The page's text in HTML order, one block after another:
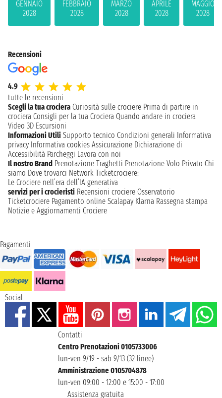
GENNAIO
2028
FEBBRAIO
2028
MARZO
2028
APRILE
2028
MAGGIO
2028
Recensioni
4.9
tutte le recensioni
Scegli la tua crociera Curiosità sulle crociere Prima di partire in
crociera Consigli per la tua Crociera Quando andare in crociera
Video 3D Escursioni
Informazioni Utili Supporto tecnico Condizioni generali Informativa
privacy Informativa cookies Assicurazione Dichiarazione di
Accessibilità Parcheggi Lavora con noi
Il nostro Brand Prenotazione Traghetti Prenotazione Volo Privato Chi
siamo Dove trovarci Network Ticketcrociere:
Le Crociere nell’era dell’IA generativa
servizi per i crocieristi Recensioni crociere Osservatorio
Ticketcrociere Pagamento online Scalapay Klarna Rassegna stampa
Notizie e Aggiornamenti Crociere
Pagamenti
Social
Contatti
Centro Prenotazioni 0105733006
lun-ven 9/19 - sab 9/13 (32 linee)
Amministrazione 0105704878
lun-ven 09:00 - 12:00 e 15:00 - 17:00
Assistenza gratuita